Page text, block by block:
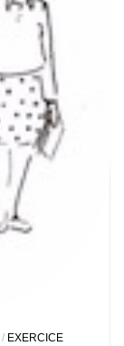
/ EXERCICE